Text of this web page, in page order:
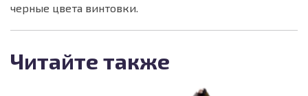
черные цвета винтовки.
Читайте также